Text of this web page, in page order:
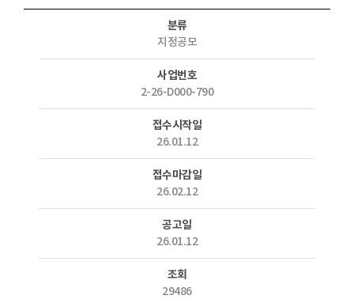
분류
지정공모
사업번호
2-26-D000-790
접수시작일
26.01.12
접수마감일
26.02.12
공고일
26.01.12
조회
29486